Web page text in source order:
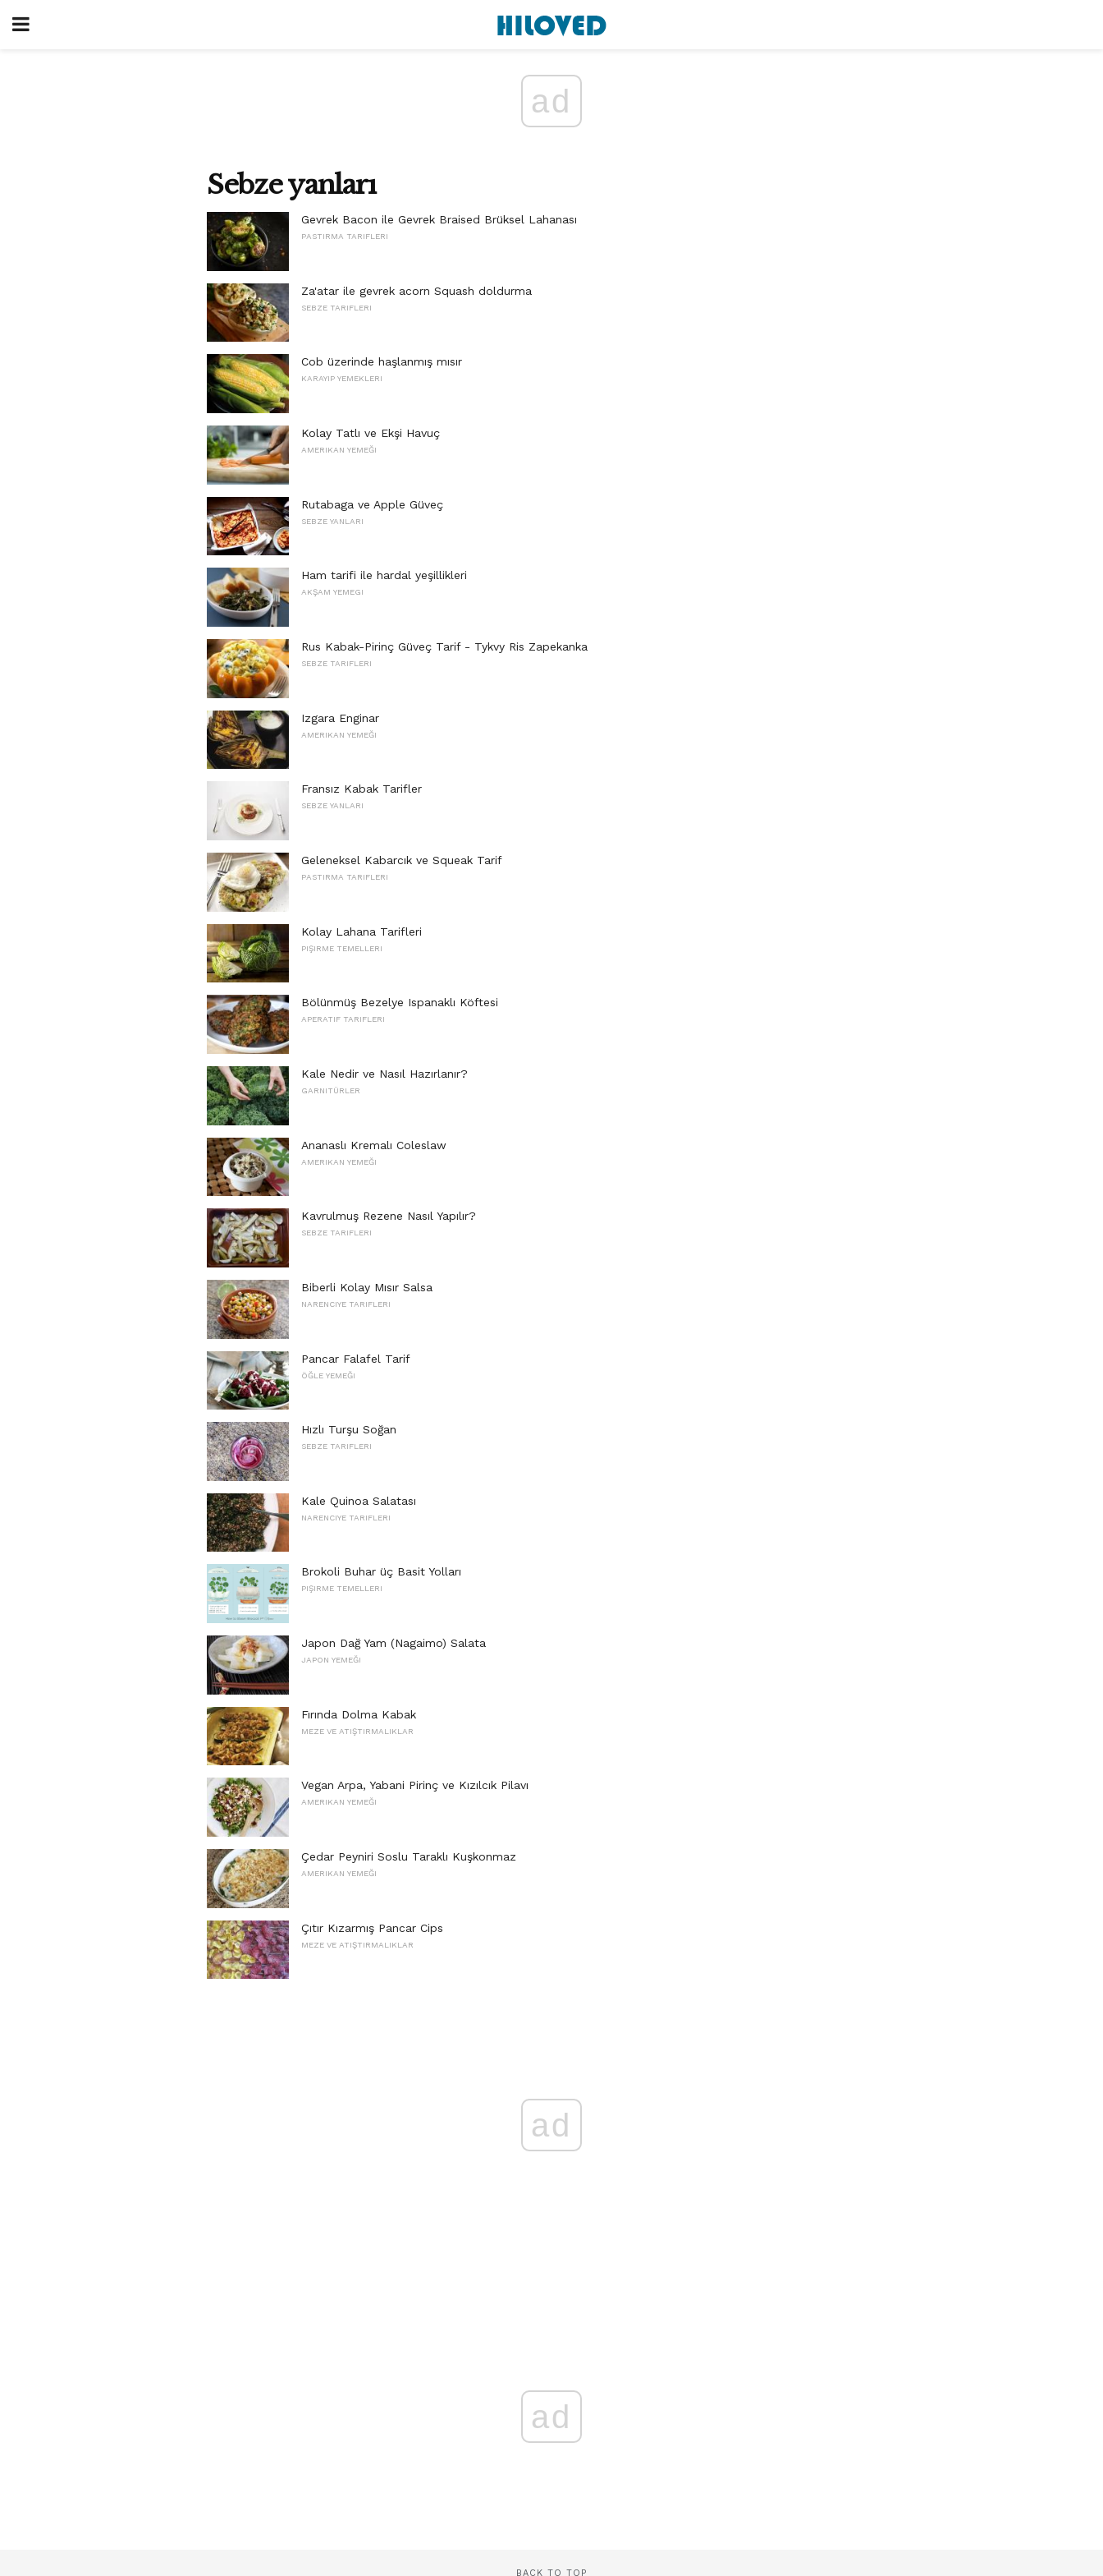
ad
Sebze yanları
Gevrek Bacon ile Gevrek Braised Brüksel Lahanası
PASTIRMA TARIFLERI
Za'atar ile gevrek acorn Squash doldurma
SEBZE TARIFLERI
Cob üzerinde haşlanmış mısır
KARAYIP YEMEKLERI
Kolay Tatlı ve Ekşi Havuç
AMERIKAN YEMEĞI
Rutabaga ve Apple Güveç
SEBZE YANLARI
Ham tarifi ile hardal yeşillikleri
AKŞAM YEMEGI
Rus Kabak-Pirinç Güveç Tarif - Tykvy Ris Zapekanka
SEBZE TARIFLERI
Izgara Enginar
AMERIKAN YEMEĞI
Fransız Kabak Tarifler
SEBZE YANLARI
Geleneksel Kabarcık ve Squeak Tarif
PASTIRMA TARIFLERI
Kolay Lahana Tarifleri
PIŞIRME TEMELLERI
Bölünmüş Bezelye Ispanaklı Köftesi
APERATIF TARIFLERI
Kale Nedir ve Nasıl Hazırlanır?
GARNITÜRLER
Ananaslı Kremalı Coleslaw
AMERIKAN YEMEĞI
Kavrulmuş Rezene Nasıl Yapılır?
SEBZE TARIFLERI
Biberli Kolay Mısır Salsa
NARENCIYE TARIFLERI
Pancar Falafel Tarif
ÖĞLE YEMEĞI
Hızlı Turşu Soğan
SEBZE TARIFLERI
Kale Quinoa Salatası
NARENCIYE TARIFLERI
Brokoli Buhar üç Basit Yolları
PIŞIRME TEMELLERI
Japon Dağ Yam (Nagaimo) Salata
JAPON YEMEĞI
Fırında Dolma Kabak
MEZE VE ATIŞTIRMALIKLAR
Vegan Arpa, Yabani Pirinç ve Kızılcık Pilavı
AMERIKAN YEMEĞI
Çedar Peyniri Soslu Taraklı Kuşkonmaz
AMERIKAN YEMEĞI
Çıtır Kızarmış Pancar Cips
MEZE VE ATIŞTIRMALIKLAR
ad
ad
BACK TO TOP